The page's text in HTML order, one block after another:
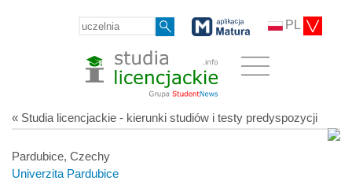
PL
« Studia licencjackie - kierunki studiów i testy predyspozycji
Pardubice, Czechy
Univerzita Pardubice